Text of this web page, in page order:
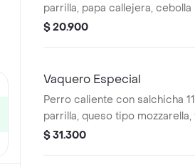
parrilla, papa callejera, cebolla
salsa blanca, salsa de tomate y
$ 20.900
Vaquero Especial
Perro caliente con salchicha
parrilla, queso tipo
picada, papa callejera, cebolla
$ 31.300